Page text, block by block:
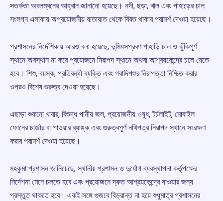
সতর্কতা অবলম্বনের আহ্বান জানানো হয়েছে। নদী, ছড়া, খাল এবং পাহাড়ের ঢাল
সংলগ্ন এলাকায় অপ্রয়োজনীয় যাতায়াত থেকে বিরত থাকার পরামর্শ দেওয়া হয়েছে।
প্রশাসনের নির্দেশিকায় আরও বলা হয়েছে, ভূমিধসপ্রবণ পাহাড়ি ঢাল ও ঝুঁকিপূর্ণ
স্থানে অবস্থান না করে প্রয়োজনে নিরাপদ স্থানে অথবা আশ্রয়কেন্দ্রে চলে যেতে
হবে। শিশু, বয়স্ক, প্রতিবন্ধী ব্যক্তি এবং গবাদিপশুর নিরাপত্তা নিশ্চিত করার
ওপরও বিশেষ গুরুত্ব দেওয়া হয়েছে।
এছাড়া শুকনো খাবার, বিশুদ্ধ পানীয় জল, প্রয়োজনীয় ওষুধ, টর্চলাইট, মোবাইল
ফোনের চার্জার বা পাওয়ার ব্যাঙ্ক এবং গুরুত্বপূর্ণ নথিপত্র নিরাপদ স্থানে সংরক্ষণ
করার পরামর্শ দেওয়া হয়েছে।
মহকুমা প্রশাসন জানিয়েছে, স্থানীয় প্রশাসন ও দুর্যোগ ব্যবস্থাপনা কর্তৃপক্ষের
নির্দেশনা মেনে চলতে হবে এবং প্রয়োজনে দ্রুত আশ্রয়কেন্দ্রে যাওয়ার জন্য
প্রস্তুত থাকতে হবে। একই সঙ্গে গুজবে বিভ্রান্ত না হয়ে শুধুমাত্র প্রশাসনের